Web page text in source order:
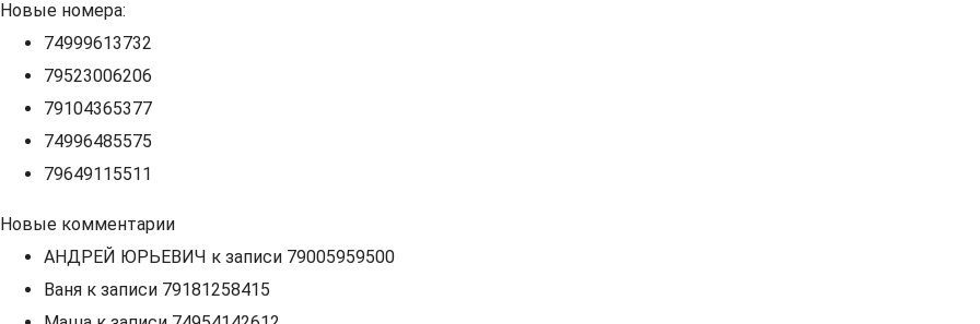
Новые номера:
74999613732
79523006206
79104365377
74996485575
79649115511
Новые комментарии
АНДРЕЙ ЮРЬЕВИЧ к записи 79005959500
Ваня к записи 79181258415